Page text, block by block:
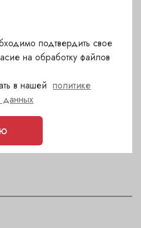
подтвердить свое
на обработку файлов
в нашейполитике
данных